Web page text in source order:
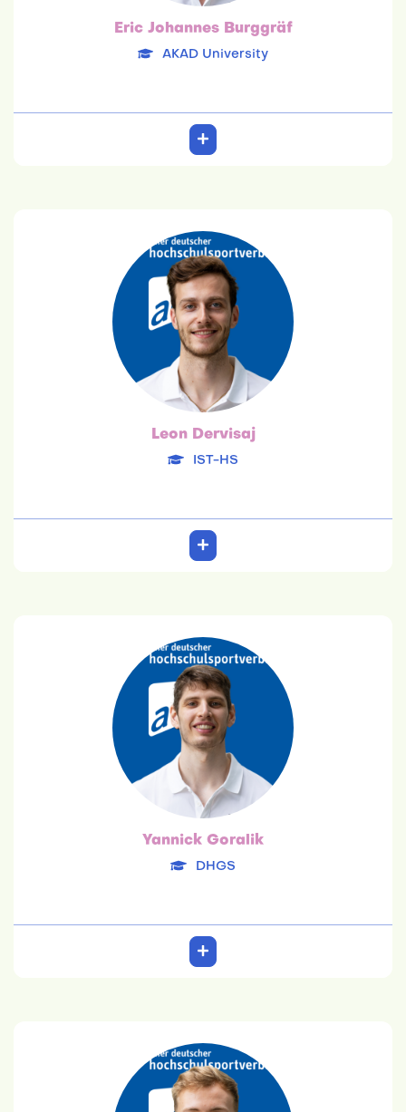
Eric Johannes Burggräf
AKAD University
Leon Dervisaj
IST-HS
Leon Dervisaj
IST-HS
07.09.1996
Sportbusiness Management
Team: 6. Platz
Yannick Goralik
DHGS
Yannick Goralik
DHGS
23.10.1997
Sport und angewandte Trainingswissenschaften
Team: 6. Platz
Leonard Julius Graven
SRH HS
22.04.2004